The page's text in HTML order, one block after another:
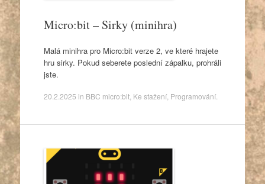
Micro:bit – Sirky (minihra)
Malá minihra pro Micro:bit verze 2, ve které hrajete
hru sirky. Pokud seberete poslední zápalku, prohráli
jste.
20.2.2025 in BBC micro:bit, Ke stažení, Programování.